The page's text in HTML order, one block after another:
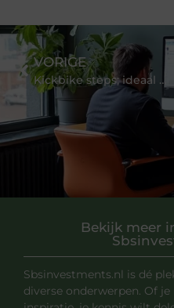
Bekijk meer
Sbsinvestments.nl is dé
diverse onderwerpen. Of
VORIGE
Kickbike steps; ideaal om te steppen met je hond